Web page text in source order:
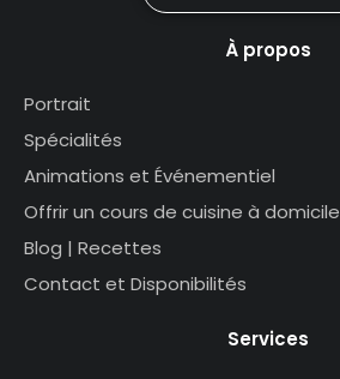
À propos
Portrait
Spécialités
Animations et Événementiel
Offrir un cours de cuisine à domicile
Blog | Recettes
Contact et Disponibilités
Services